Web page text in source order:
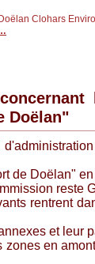
Clohars
Doëlan"
d'a
de Doëlan"
reste
rentrent
et leur
zones en